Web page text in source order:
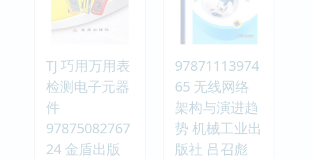
TJ 巧用万用表
检测电子元器
件
97875082767
24 金盾出版
97871113974
65 无线网络
架构与演进趋
势 机械工业出
版社 吕召彪